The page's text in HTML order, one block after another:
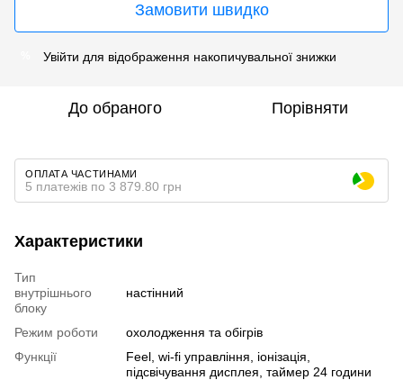
Замовити швидко
Увійти для відображення накопичувальної знижки
До обраного Порівняти
ОПЛАТА ЧАСТИНАМИ
5 платежів по 3 879.80 грн
Характеристики
Тип
внутрішнього
блоку
настінний
Режим роботи
охолодження та обігрів
Функції
Feel, wi-fi управління, іонізація,
підсвічування дисплея, таймер 24 години